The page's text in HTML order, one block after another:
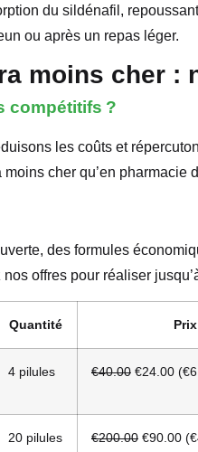
du sildénafil,
ou après un repas léger.
moins cher :
compétitifs ?
les coûts et
cher qu’en pharmacie
des formules
offres pour réaliser
Quantité Prix
4 pilules €40.00 €24.00
20 pilules €200.00 €90.00